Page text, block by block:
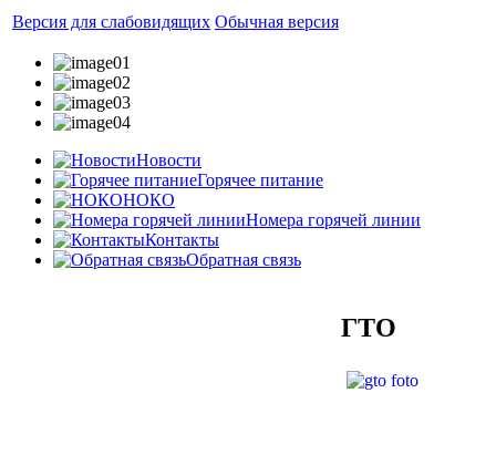
Версия для слабовидящих Обычная версия
Новости
Горячее питание
НОКО
Номера горячей линии
Контакты
Обратная связь
ГТО